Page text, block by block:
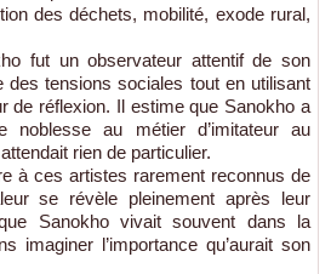
des déchets, mobilité, exode rural,
fut un observateur attentif de son
des tensions sociales tout en utilisant
de réflexion. Il estime que Sanokho a
noblesse au métier d’imitateur au
rien de particulier.
à ces artistes rarement reconnus de
se révèle pleinement après leur
Sanokho vivait souvent dans la
imaginer l’importance qu’aurait son